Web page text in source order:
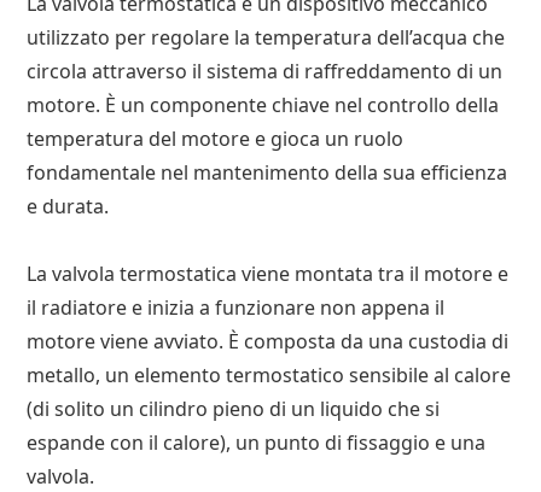
utilizzato per regolare la temperatura dell’acqua che
circola attraverso il sistema di raffreddamento di un
motore. È un componente chiave nel controllo della
temperatura del motore e gioca un ruolo
fondamentale nel mantenimento della sua efficienza
e durata.
La valvola termostatica viene montata tra il motore e
il radiatore e inizia a funzionare non appena il
motore viene avviato. È composta da una custodia di
metallo, un elemento termostatico sensibile al calore
(di solito un cilindro pieno di un liquido che si
espande con il calore), un punto di fissaggio e una
valvola.